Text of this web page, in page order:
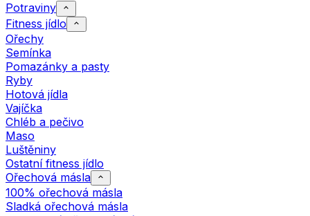
Potraviny
Fitness jídlo
Ořechy
Semínka
Pomazánky a pasty
Ryby
Hotová jídla
Vajíčka
Chléb a pečivo
Maso
Luštěniny
Ostatní fitness jídlo
Ořechová másla
100% ořechová másla
Sladká ořechová másla